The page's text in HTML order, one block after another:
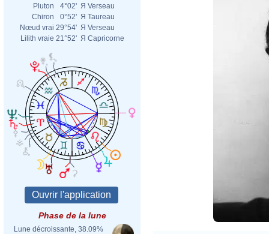
Pluton
4°02' Я Verseau
Chiron
0°52' Я Taureau
Nœud vrai 29°54' Я Verseau
Lilith vraie 21°52' Я Capricorne
Phase de la lune
Lune décroissante, 38.09%